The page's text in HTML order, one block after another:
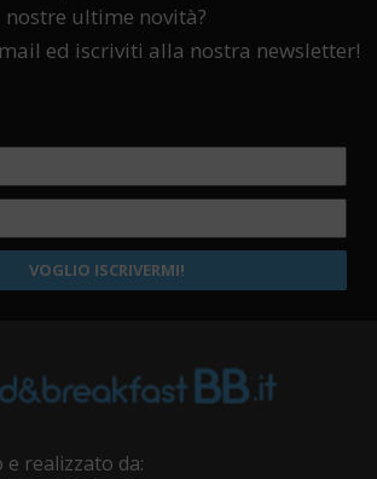
nostre ultime novità?
ed iscriviti alla nostra newsletter!
VOGLIO ISCRIVERMI!
realizzato da: